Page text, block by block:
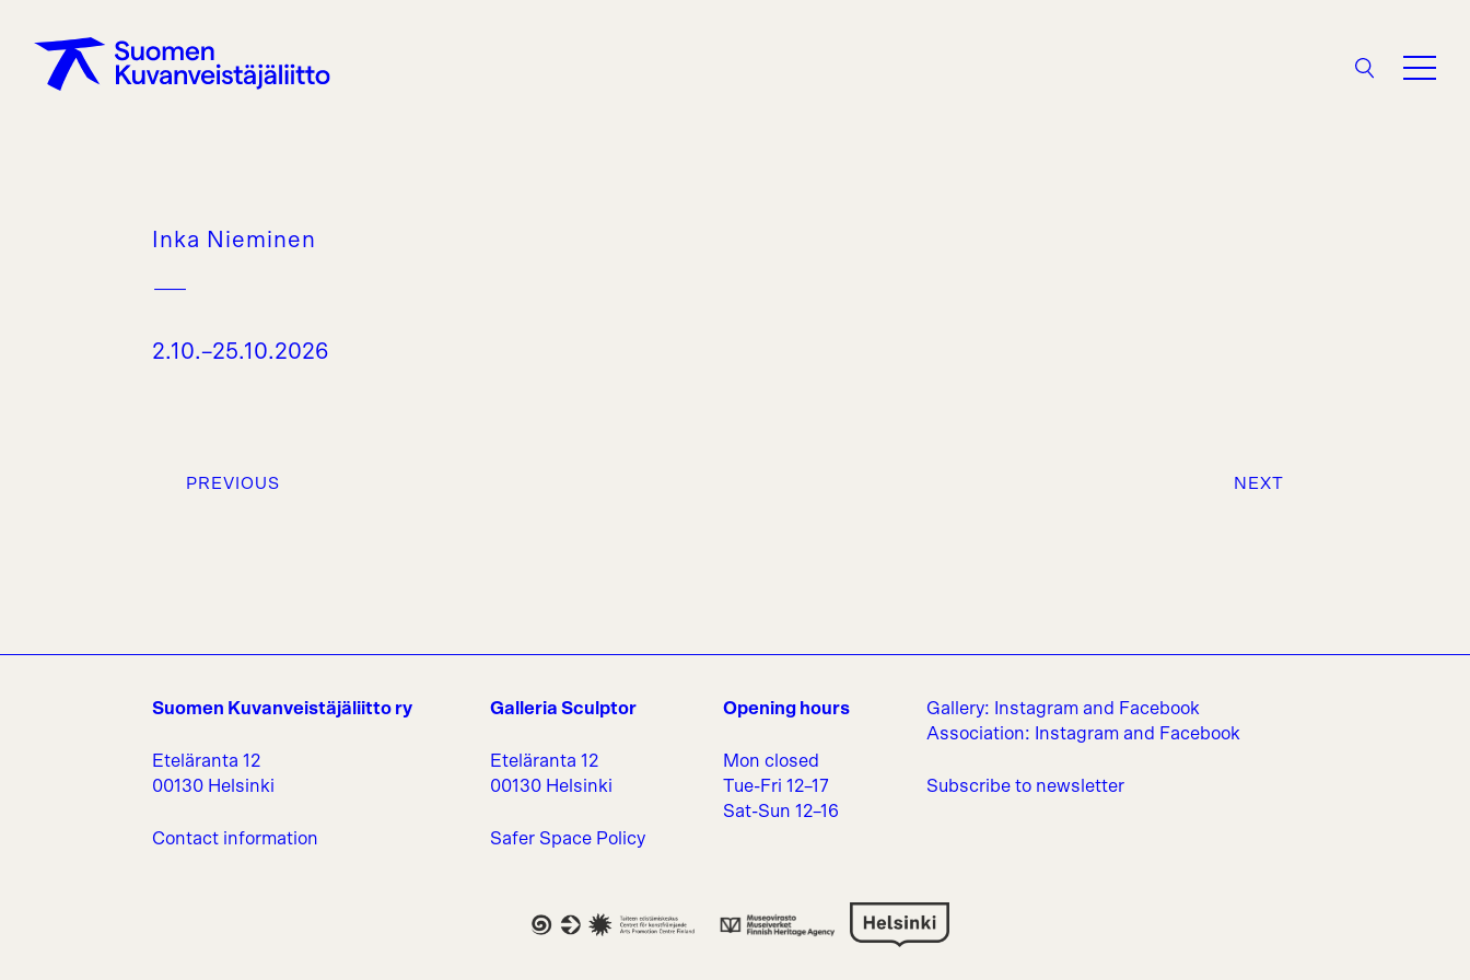
Search
Inka Nieminen
–
2.10.–25.10.2026
PREVIOUS NEXT
Suomen Kuvanveistäjäliitto ry
Eteläranta 12
00130 Helsinki
Contact information
Galleria Sculptor
Eteläranta 12
00130 Helsinki
Safer Space Policy
Opening hours
Mon closed
Tue-Fri 12–17
Sat-Sun 12–16
Gallery: Instagram and Facebook
Association:
Instagram and Facebook
Subscribe to newsletter